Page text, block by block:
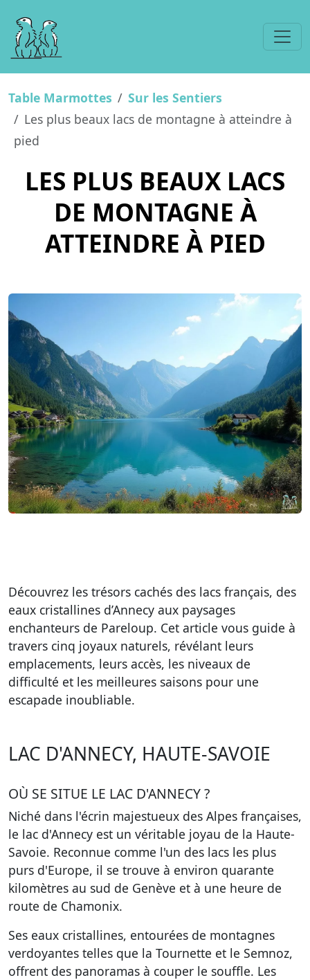
Table Marmottes
Sur les Sentiers
Les plus beaux lacs de montagne à atteindre à
pied
LES PLUS BEAUX LACS
DE MONTAGNE À
ATTEINDRE À PIED
Découvrez les trésors cachés des lacs français, des
eaux cristallines d’Annecy aux paysages
enchanteurs de Pareloup. Cet article vous guide à
travers cinq joyaux naturels, révélant leurs
emplacements, leurs accès, les niveaux de
difficulté et les meilleures saisons pour une
escapade inoubliable.
LAC D'ANNECY, HAUTE-SAVOIE
OÙ SE SITUE LE LAC D'ANNECY ?
Niché dans l'écrin majestueux des Alpes françaises,
le lac d'Annecy est un véritable joyau de la Haute-
Savoie. Reconnue comme l'un des lacs les plus
purs d'Europe, il se trouve à environ quarante
kilomètres au sud de Genève et à une heure de
route de Chamonix.
Ses eaux cristallines, entourées de montagnes
verdoyantes telles que la Tournette et le Semnoz,
offrent des panoramas à couper le souffle. Les